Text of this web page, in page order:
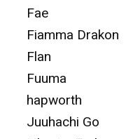
Fae
Fiamma Drakon
Flan
Fuuma
hapworth
Juuhachi Go